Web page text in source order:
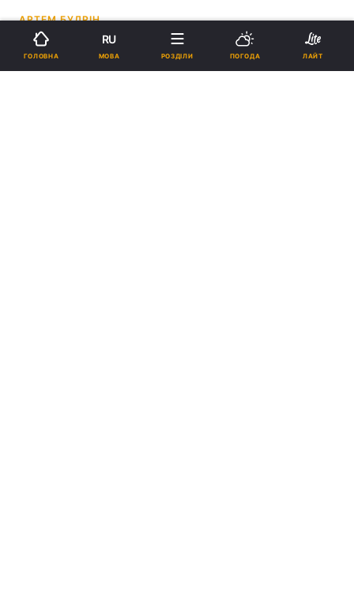
АРТЕМ БУДРІН
18:38, 14.04.23
ГОЛОВНА
RU
МОВА РОЗДІЛИ ПОГОДА ЛАЙТ